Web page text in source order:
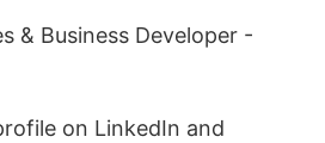
& Business Developer -
on LinkedIn and